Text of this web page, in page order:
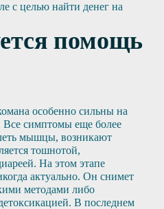
с целью найти денег на
помощь
особенно сильны на
Все симптомы еще более
мышцы, возникают
тошнотой,
На этом этапе
актуально. Он снимет
методами либо
В последнем